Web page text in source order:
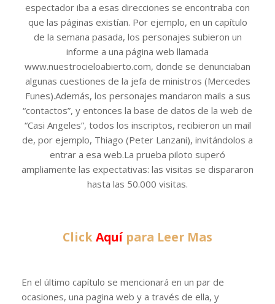
espectador iba a esas direcciones se encontraba con
que las páginas existían. Por ejemplo, en un capítulo
de la semana pasada, los personajes subieron un
informe a una página web llamada
www.nuestrocieloabierto.com, donde se denunciaban
algunas cuestiones de la jefa de ministros (Mercedes
Funes).Además, los personajes mandaron mails a sus
“contactos”, y entonces la base de datos de la web de
“Casi Angeles”, todos los inscriptos, recibieron un mail
de, por ejemplo, Thiago (Peter Lanzani), invitándolos a
entrar a esa web.La prueba piloto superó
ampliamente las expectativas: las visitas se dispararon
hasta las 50.000 visitas.
ClickAquí para Leer Mas
En el último capítulo se mencionará en un par de
ocasiones, una pagina web y a través de ella, y